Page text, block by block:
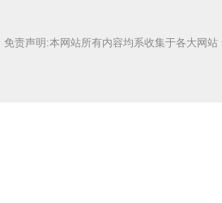
免责声明:本网站所有内容均系收集于各大网